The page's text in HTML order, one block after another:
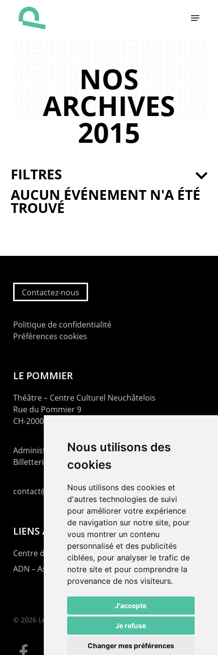
Nous utilisons des
cookies
Nous utilisons des cookies et
d'autres technologies de suivi
pour améliorer votre expérience
de navigation sur notre site, pour
vous montrer un contenu
personnalisé et des publicités
ciblées, pour analyser le trafic de
notre site et pour comprendre la
provenance de nos visiteurs.
J'accepte
Je refuse
Changer mes préférences
NOS
ARCHIVES
2015
AUCUN ÉVÉNEMENT N'A ÉTÉ
TROUVÉ
FILTRES
Contactez-nous
Politique de confidentialité
Préférences cookies
LE POMMIER
Théâtre – Centre Culturel Neuchâtelois
Rue du Pommier 9
CH-2000 Neuchâtel
Administration : +41 32 725 03 03
Billetterie : +41 32 725 05 05
contact@lepommier.ch
LIENS AMIS
Centre de culture ABC
ADN – Association Danse Neuchâtel
© 2026 Le Pommier.
facebook email